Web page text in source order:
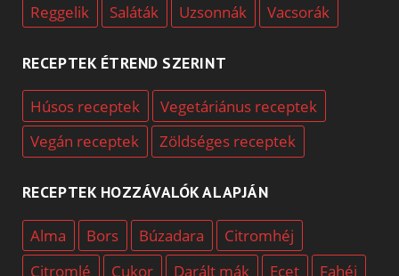
Reggelik
Saláták Uzsonnák Vacsorák
RECEPTEK ÉTREND SZERINT
Húsos receptek
Vegetáriánus receptek
Vegán receptek
Zöldséges receptek
RECEPTEK HOZZÁVALÓK ALAPJÁN
Alma Bors Búzadara
Citromhéj
Citromlé
Cukor Darált mák Ecet
Fahéj